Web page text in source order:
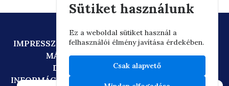
IMPRESSZUMADATVÉDELEMTECHNIKAI AJÁNLÁS
MÁSOLATKÉSZÍTÉSI SZABÁLYZAT
DIGITÁLIS ÁLLAMPOLGÁRSÁG
INFORMÁCIÓÁTADÁSI SZABÁLYZAT
OIF/FACEBOOK
Sütiket használunk
Ez a weboldal sütiket használ a
felhasználói élmény javítása érdekében.
Csak alapvető